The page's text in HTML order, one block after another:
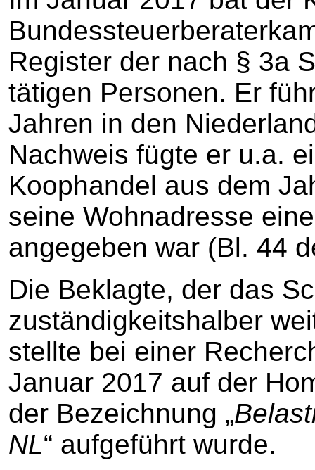
Register der nach § 3a
tätigen Personen. Er
Jahren in den
Nachweis fügte er u.a.
Koophandel aus dem
seine Wohnadresse
angegeben war (Bl. 44
Die Beklagte, der das
zuständigkeitshalber
stellte bei einer
Januar 2017 auf der
der Bezeichnung „
NL“ aufgeführt wurde.